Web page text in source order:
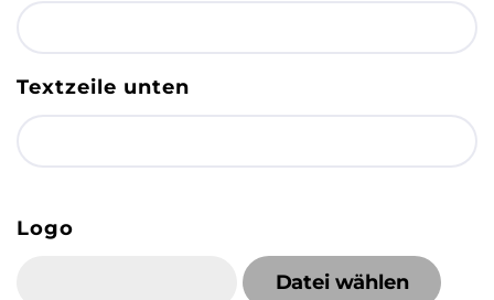
Textzeile unten
Logo
Datei wählen